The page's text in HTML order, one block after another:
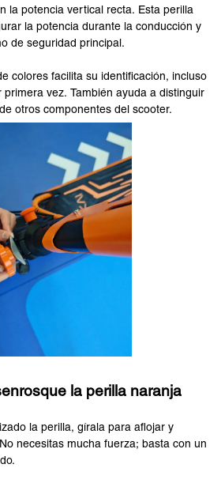
la potencia vertical recta. Esta perilla
la potencia durante la conducción y
de seguridad principal.
colores facilita su identificación, incluso
vez. También ayuda a distinguir
otros componentes del scooter.
la perilla naranja
la perilla, gírala para aflojar y
necesitas mucha fuerza; basta con un